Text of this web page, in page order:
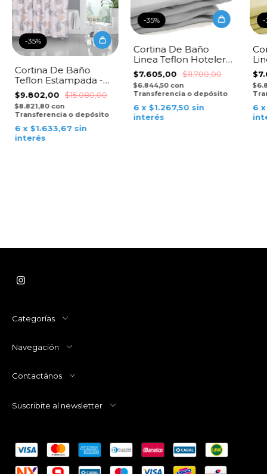
-35%
Cortina De Baño
Teflon Estampada -
Tropical DB
$9.802,00 $15.080,00
$8.821,80 con
Transferencia o depósito
6 x $1.633,67 sin
interés
-35%
Cortina De Baño
Linea Teflon Hotelera-
Rayas Gris Claro
$7.605,00 $11.700,00
$6.844,50con
Transferencia o depósito
6 x$1.267,50 sin
interés
-
6
Categorías
Navegación
Contactános
Suscribite al newsletter